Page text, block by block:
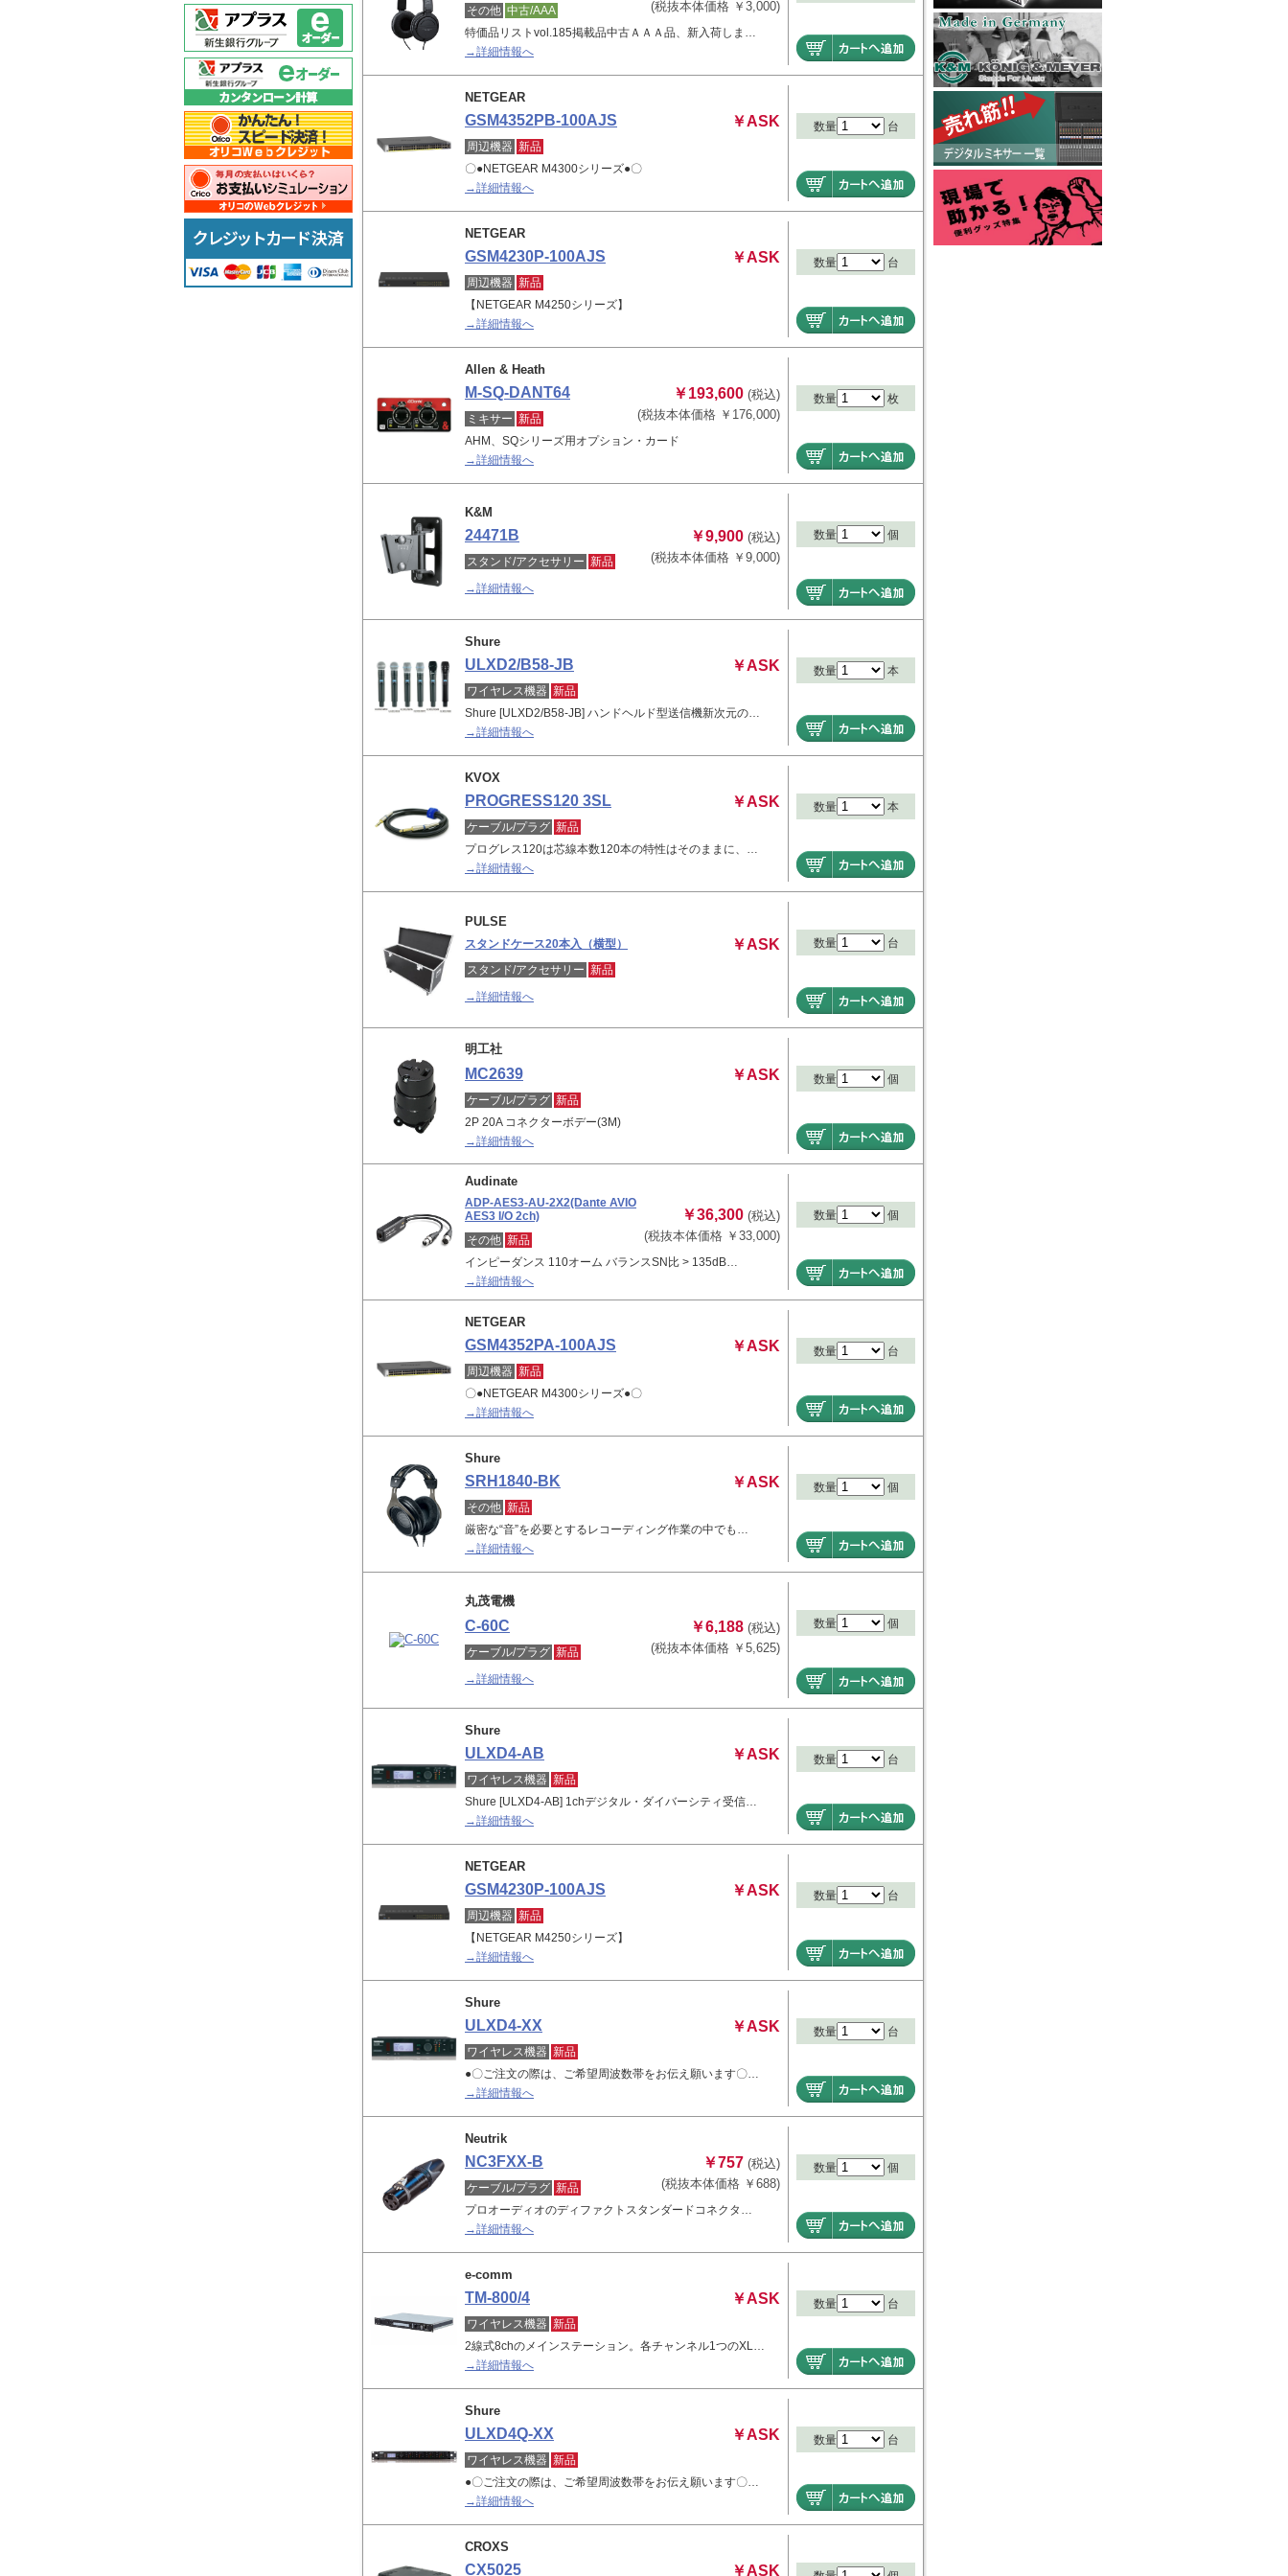
(税抜本体価格 ￥3,000)
その他 中古/AAA
特価品リストvol.185掲載品中古ＡＡＡ品、新入荷しま…
→詳細情報へ
NETGEAR
GSM4352PB-100AJS ￥ASK
周辺機器 新品
〇●NETGEAR M4300シリーズ●〇
→詳細情報へ
数量 台
NETGEAR
GSM4230P-100AJS ￥ASK
周辺機器 新品
【NETGEAR M4250シリーズ】
→詳細情報へ
数量 台
Allen & Heath
M-SQ-DANT64 ￥193,600 (税込)
(税抜本体価格 ￥176,000)
ミキサー 新品
AHM、SQシリーズ用オプション・カード
→詳細情報へ
数量 枚
K&M
24471B ￥9,900 (税込)
(税抜本体価格 ￥9,000)
スタンド/アクセサリー 新品
→詳細情報へ
数量 個
Shure
ULXD2/B58-JB ￥ASK
ワイヤレス機器 新品
Shure [ULXD2/B58-JB] ハンドヘルド型送信機新次元の…
→詳細情報へ
数量 本
KVOX
PROGRESS120 3SL ￥ASK
ケーブル/プラグ 新品
プログレス120は芯線本数120本の特性はそのままに、…
→詳細情報へ
数量 本
PULSE
スタンドケース20本入（横型） ￥ASK
スタンド/アクセサリー 新品
→詳細情報へ
数量 台
明工社
MC2639 ￥ASK
ケーブル/プラグ 新品
2P 20A コネクターボデー(3M)
→詳細情報へ
数量 個
Audinate
ADP-AES3-AU-2X2(Dante AVIO
AES3 I/O 2ch)
￥36,300 (税込)
(税抜本体価格 ￥33,000)
その他 新品
インピーダンス 110オーム バランスSN比 > 135dB…
→詳細情報へ
数量 個
NETGEAR
GSM4352PA-100AJS ￥ASK
周辺機器 新品
〇●NETGEAR M4300シリーズ●〇
→詳細情報へ
数量 台
Shure
SRH1840-BK ￥ASK
その他 新品
厳密な“音”を必要とするレコーディング作業の中でも…
→詳細情報へ
数量 個
丸茂電機
C-60C ￥6,188 (税込)
(税抜本体価格 ￥5,625)
ケーブル/プラグ 新品
→詳細情報へ
数量 個
Shure
ULXD4-AB ￥ASK
ワイヤレス機器 新品
Shure [ULXD4-AB] 1chデジタル・ダイバーシティ受信…
→詳細情報へ
数量 台
NETGEAR
GSM4230P-100AJS ￥ASK
周辺機器 新品
【NETGEAR M4250シリーズ】
→詳細情報へ
数量 台
Shure
ULXD4-XX ￥ASK
ワイヤレス機器 新品
●〇ご注文の際は、ご希望周波数帯をお伝え願います〇…
→詳細情報へ
数量 台
Neutrik
NC3FXX-B ￥757 (税込)
(税抜本体価格 ￥688)
ケーブル/プラグ 新品
プロオーディオのディファクトスタンダードコネクタ…
→詳細情報へ
数量 個
e-comm
TM-800/4 ￥ASK
ワイヤレス機器 新品
2線式8chのメインステーション。各チャンネル1つのXL…
→詳細情報へ
数量 台
Shure
ULXD4Q-XX ￥ASK
ワイヤレス機器 新品
●〇ご注文の際は、ご希望周波数帯をお伝え願います〇…
→詳細情報へ
数量 台
CROXS
CX5025 ￥ASK